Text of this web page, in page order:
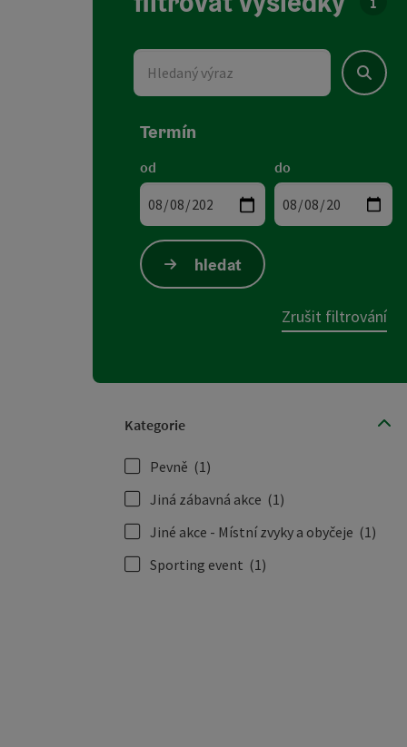
Hledaný výraz
Hledat
Termín
od do
hledat
Zrušit filtrování
Kategorie
Pevně (1)
Jiná zábavná akce (1)
Jiné akce - Místní zvyky a obyčeje (1)
Sporting event (1)